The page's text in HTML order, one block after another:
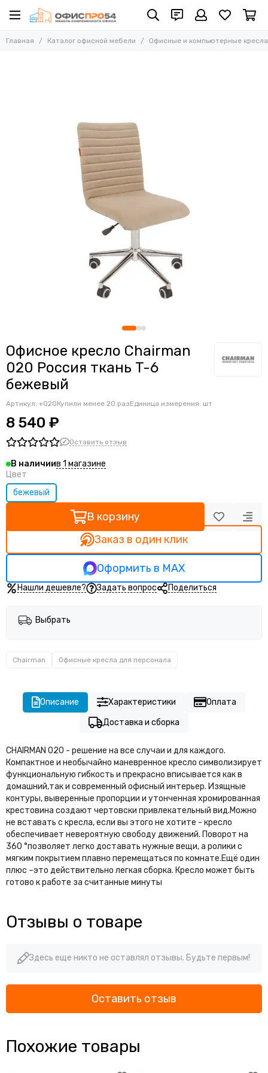
Офисные и компьютерные кресла
Усиленные кресла (до 250 кг)
Конференц-кресла
Эргономичные кресла
Кресла для домашнего офиса
Офисные кресла Samurai
Офисные кресла Ergolife
Офисные кресла Yoga
Многоместные секции
Ортопедические кресла
Главная Каталог офисной мебели Офисные и компьютерные кресла
Офисное кресло Chairman
020 Россия ткань T-6
бежевый
Артикул: +020Купили менее 20 разЕдиница измерения: шт
8 540 ₽
Оставить отзыв
В наличиив 1 магазине
Цвет
бежевый
В корзину
Заказ в один клик
Оформить в MAX
Нашли дешевле? Задать вопрос Поделиться
Выбрать
Chairman Офисные кресла для персонала
Описание Характеристики
Оплата
Доставка и сборка
CHAIRMAN 020 - решение на все случаи и для каждого.
Компактное и необычайно маневренное кресло символизирует
функциональную гибкость и прекрасно вписывается как в
домашний,так и современный офисный интерьер. Изящные
контуры, выверенные пропорции и утонченная хромированная
крестовина создают чертовски привлекательный вид.Можно
не вставать с кресла, если вы этого не хотите - кресло
обеспечивает невероятную свободу движений. Поворот на
360 °позволяет легко доставать нужные вещи, а ролики с
мягким покрытием плавно перемещаться по комнате.Ещё один
плюс –это действительно легкая сборка. Кресло может быть
готово к работе за считанные минуты
Отзывы о товаре
Здесь еще никто не оставлял отзывы. Будьте первым!
Оставить отзыв
Похожие товары